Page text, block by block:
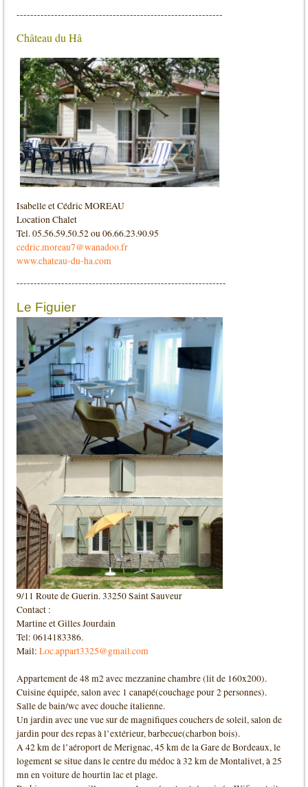
------------------------------------------------------------
Château du Hâ
Isabelle et Cédric MOREAU
Location Chalet
Tel. 05.56.59.50.52 ou 06.66.23.90.95
cedric.moreau7@wanadoo.fr
www.chateau-du-ha.com
-------------------------------------------------------------
Le Figuier
9/11 Route de Guerin. 33250 Saint Sauveur
Contact :
Martine et Gilles Jourdain
Tel: 0614183386.
Mail:Loc.appart3325@gmail.com
Appartement de 48 m2 avec mezzanine chambre (lit de 160x200).
Cuisine équipée, salon avec 1 canapé(couchage pour 2 personnes).
Salle de bain/wc avec douche italienne.
Un jardin avec une vue sur de magnifiques couchers de soleil, salon de
jardin pour des repas à l’extérieur, barbecue(charbon bois).
A 42 km de l’aéroport de Merignac, 45 km de la Gare de Bordeaux, le
logement se situe dans le centre du médoc à 32 km de Montalivet, à 25
mn en voiture de hourtin lac et plage.